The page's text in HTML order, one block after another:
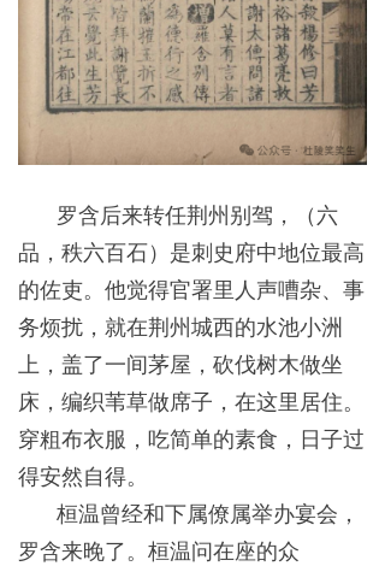
罗含后来转任荆州别驾，（六
品，秩六百石）是刺史府中地位最高
的佐吏。他觉得官署里人声嘈杂、事
务烦扰，就在荆州城西的水池小洲
上，盖了一间茅屋，砍伐树木做坐
床，编织苇草做席子，在这里居住。
穿粗布衣服，吃简单的素食，日子过
得安然自得。
桓温曾经和下属僚属举办宴会，
罗含来晚了。桓温问在座的众